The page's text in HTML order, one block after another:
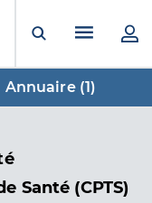
Ouvrir laMenu
Annuaire (1)
Santé (CPTS)